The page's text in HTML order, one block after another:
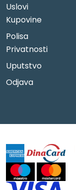
Uslovi
Kupovine
Polisa
Privatnosti
Uputstvo
Odjava